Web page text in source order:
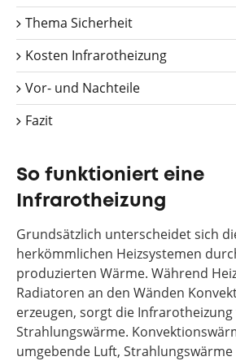
Thema Sicherheit
Kosten Infrarotheizung
Vor- und Nachteile
Fazit
So funktioniert eine
Infrarotheizung
Grundsätzlich unterscheidet sich
herkömmlichen Heizsystemen
produzierten Wärme. Während
Radiatoren an den Wänden
erzeugen, sorgt die
Strahlungswärme.
umgebende Luft,